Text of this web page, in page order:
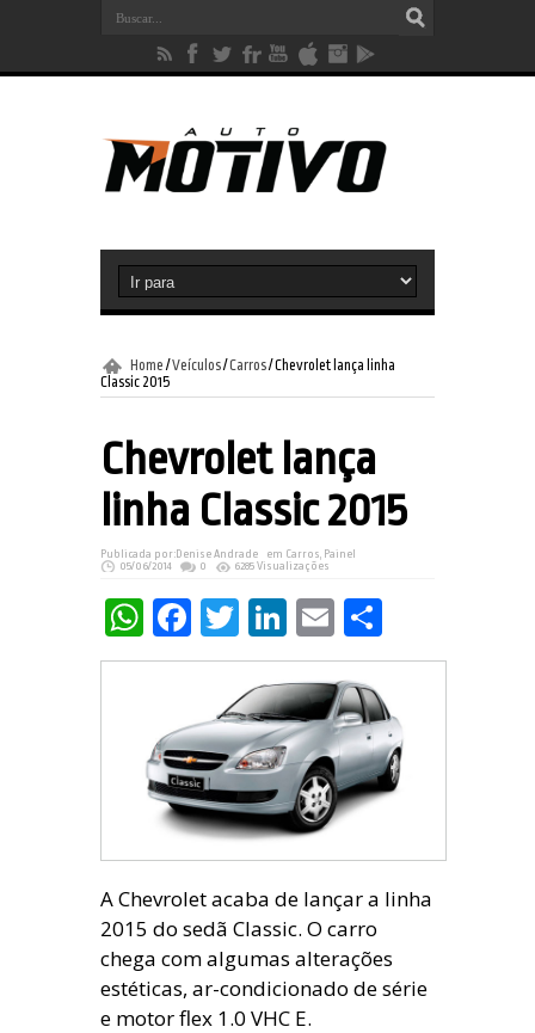
Home /Veículos/Carros/Chevrolet lança linha
Classic 2015
Chevrolet lança
linha Classic 2015
Publicada por: Denise Andrade em Carros, Painel
05/06/2014
0 6285 Visualizações
WhatsApp
Facebook
Twitter
LinkedIn
Email
A Chevrolet acaba de lançar a linha
2015 do sedã Classic. O carro
chega com algumas alterações
estéticas, ar-condicionado de série
e motor flex 1.0 VHC E.